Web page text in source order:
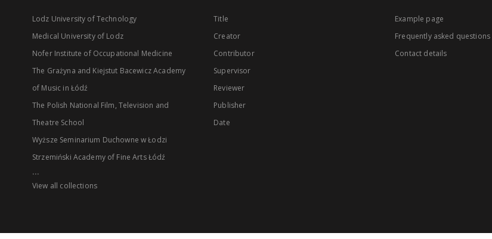
Lodz University of Technology
Medical University of Lodz
Nofer Institute of Occupational Medicine
The Grażyna and Kiejstut Bacewicz Academy
of Music in Łódź
The Polish National Film, Television and
Theatre School
Wyższe Seminarium Duchowne w Łodzi
Strzemiński Academy of Fine Arts Łódź
...
View all collections
Title
Creator
Contributor
Supervisor
Reviewer
Publisher
Date
Example page
Frequently asked questions
Contact details